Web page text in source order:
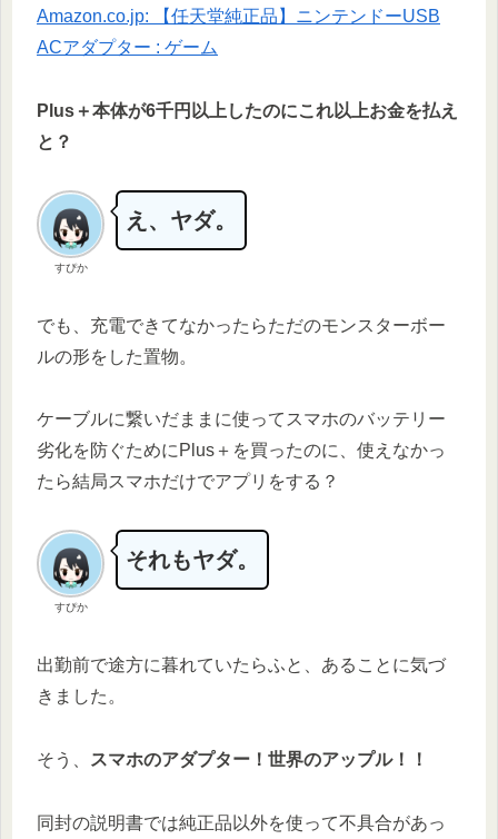
Amazon.co.jp: 【任天堂純正品】ニンテンドーUSB
ACアダプター : ゲーム
Plus＋本体が6千円以上したのにこれ以上お金を払え
と？
すぴか
え、ヤダ。
でも、充電できてなかったらただのモンスターボー
ルの形をした置物。
ケーブルに繋いだままに使ってスマホのバッテリー
劣化を防ぐためにPlus＋を買ったのに、使えなかっ
たら結局スマホだけでアプリをする？
すぴか
それもヤダ。
出勤前で途方に暮れていたらふと、あることに気づ
きました。
そう、 スマホのアダプター！世界のアップル！！
同封の説明書では純正品以外を使って不具合があっ